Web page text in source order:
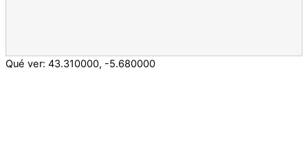
Qué ver: 43.310000, -5.680000